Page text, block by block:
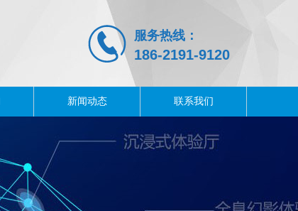
服务热线：
186-2191-9120
新闻动态 联系我们